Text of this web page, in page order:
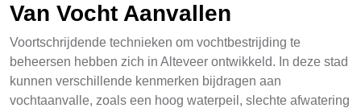
Van Vocht Aanvallen
Voortschrijdende technieken om vochtbestrijding te
beheersen hebben zich in Alteveer ontwikkeld. In deze stad
kunnen verschillende kenmerken bijdragen aan
vochtaanvalle, zoals een hoog waterpeil, slechte afwatering